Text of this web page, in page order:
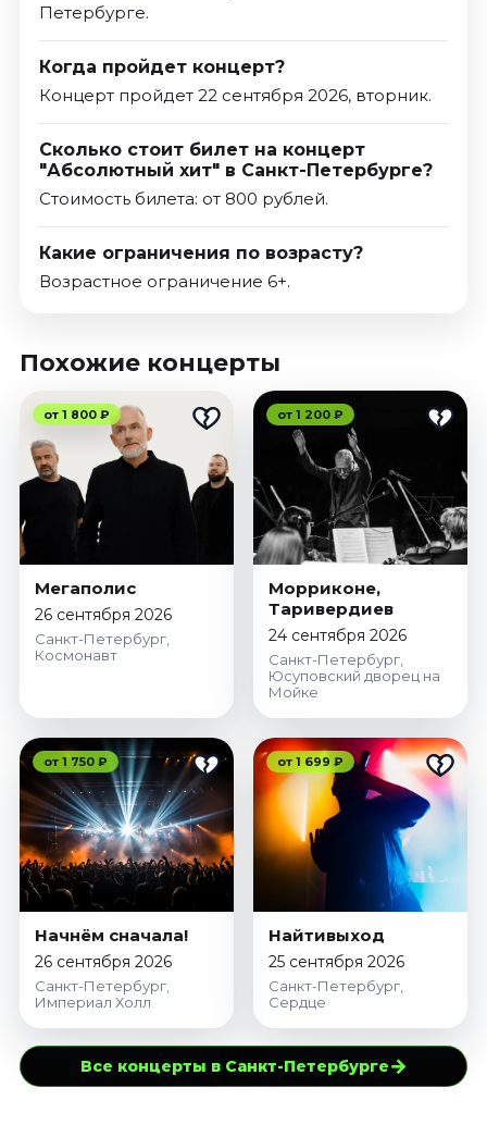
Петербурге.
Когда пройдет концерт?
Концерт пройдет 22 сентября 2026, вторник.
Сколько стоит билет на концерт
"Абсолютный хит" в Санкт-Петербурге?
Стоимость билета: от 800 рублей.
Какие ограничения по возрасту?
Возрастное ограничение 6+.
Похожие концерты
от 1 800 ₽
Мегаполис
26 сентября 2026
Санкт-Петербург,
Космонавт
от 1 200 ₽
Морриконе,
Таривердиев
24 сентября 2026
Санкт-Петербург,
Юсуповский дворец на
Мойке
от 1 750 ₽
Начнём сначала!
26 сентября 2026
Санкт-Петербург,
Империал Холл
от 1 699 ₽
Найтивыход
25 сентября 2026
Санкт-Петербург,
Сердце
Все концерты в Санкт-Петербурге→